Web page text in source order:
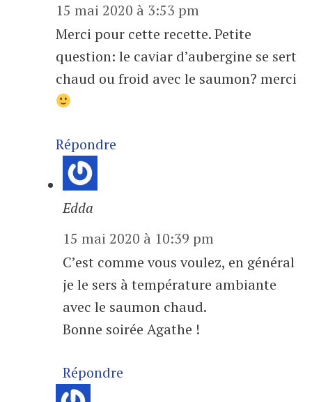
15 mai 2020 à 3:53 pm
Merci pour cette recette. Petite
question: le caviar d’aubergine se sert
chaud ou froid avec le saumon? merci
Répondre
Edda
15 mai 2020 à 10:39 pm
C’est comme vous voulez, en général
je le sers à température ambiante
avec le saumon chaud.
Bonne soirée Agathe !
Répondre